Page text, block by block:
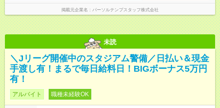
掲載元企業名 パーソルテンプスタッフ株式会社
未読
＼Jリーグ開催中のスタジアム警備／日払い＆現金
手渡し有！まるで毎日給料日！BIGボーナス5万円
有！
アルバイト 職種未経験OK